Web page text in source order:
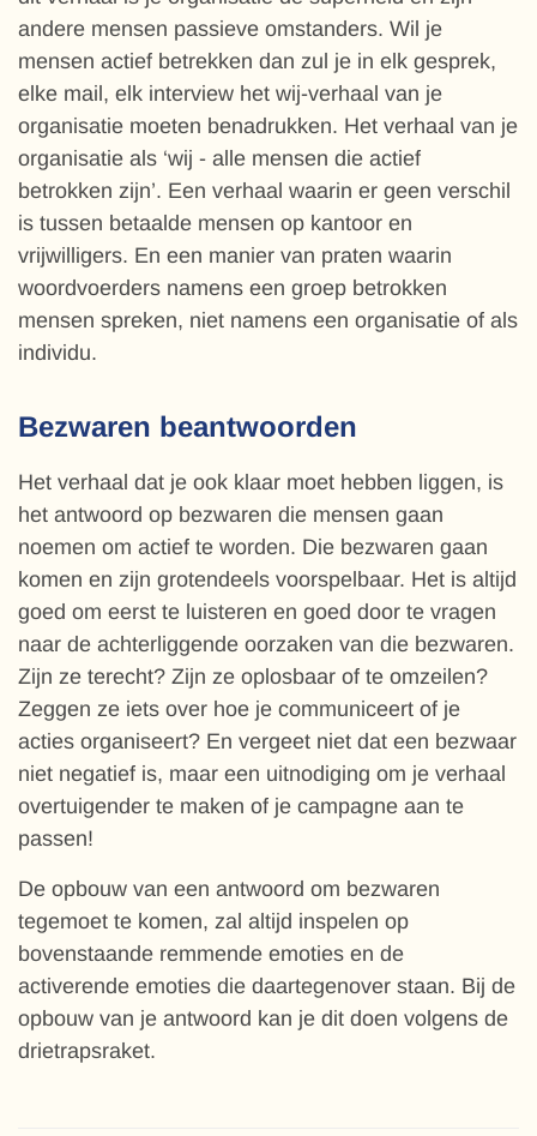
andere mensen passieve omstanders. Wil je
mensen actief betrekken dan zul je in elk gesprek,
elke mail, elk interview het wij-verhaal van je
organisatie moeten benadrukken. Het verhaal van je
organisatie als ‘wij - alle mensen die actief
betrokken zijn’. Een verhaal waarin er geen verschil
is tussen betaalde mensen op kantoor en
vrijwilligers. En een manier van praten waarin
woordvoerders namens een groep betrokken
mensen spreken, niet namens een organisatie of als
individu.
Bezwaren beantwoorden
Het verhaal dat je ook klaar moet hebben liggen, is
het antwoord op bezwaren die mensen gaan
noemen om actief te worden. Die bezwaren gaan
komen en zijn grotendeels voorspelbaar. Het is altijd
goed om eerst te luisteren en goed door te vragen
naar de achterliggende oorzaken van die bezwaren.
Zijn ze terecht? Zijn ze oplosbaar of te omzeilen?
Zeggen ze iets over hoe je communiceert of je
acties organiseert? En vergeet niet dat een bezwaar
niet negatief is, maar een uitnodiging om je verhaal
overtuigender te maken of je campagne aan te
passen!
De opbouw van een antwoord om bezwaren
tegemoet te komen, zal altijd inspelen op
bovenstaande remmende emoties en de
activerende emoties die daartegenover staan. Bij de
opbouw van je antwoord kan je dit doen volgens de
drietrapsraket.